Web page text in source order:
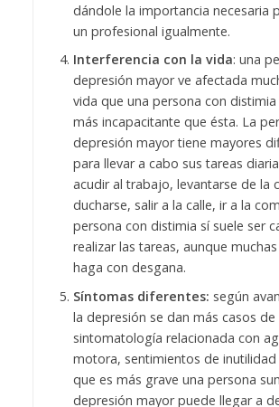
dándole la importancia necesaria
un profesional igualmente.
Interferencia con la vida: una
depresión mayor ve afectada
vida que una persona con distimia
más incapacitante que ésta. La
depresión mayor tiene mayores
para llevar a cabo sus tareas
acudir al trabajo, levantarse de la
ducharse, salir a la calle, ir a la
persona con distimia sí suele ser
realizar las tareas, aunque
haga con desgana.
Síntomas diferentes: según
la depresión se dan más casos de
sintomatología relacionada con
motora, sentimientos de
que es más grave una persona
depresión mayor puede llegar a